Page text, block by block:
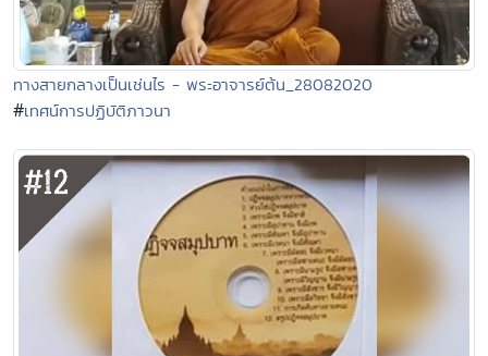
ทางสายกลางเป็นเช่นไร - พระอาจารย์ต้น_28082020
#เทศน์การปฏิบัติภาวนา